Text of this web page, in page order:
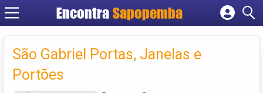
Encontra Sapopemba
Cadastrar empresa
Criar conta
São Gabriel Portas, Janelas e
Portões